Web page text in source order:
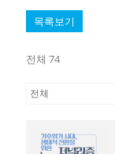
목록보기
전체 74